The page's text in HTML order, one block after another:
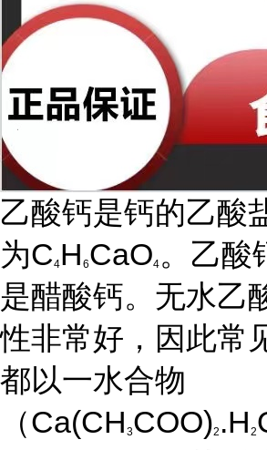
乙酸钙是钙的乙酸
为C4H 6CaO4 。乙酸
是醋酸钙。无水乙
性非常好，因此常
都以一水合物
（Ca(CH 3COO)2 .H 2